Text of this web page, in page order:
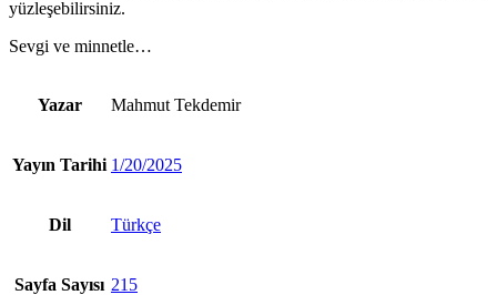
yüzleşebilirsiniz.
Sevgi ve minnetle…
Yazar Mahmut Tekdemir
Yayın Tarihi 1/20/2025
Dil Türkçe
Sayfa Sayısı 215